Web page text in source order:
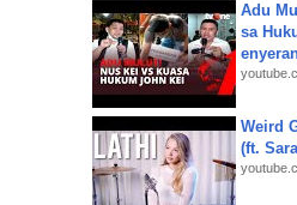
Adu
sa
Weird
(ft.